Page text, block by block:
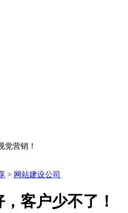
觉营销！
> 网站建设公司
客户少不了！